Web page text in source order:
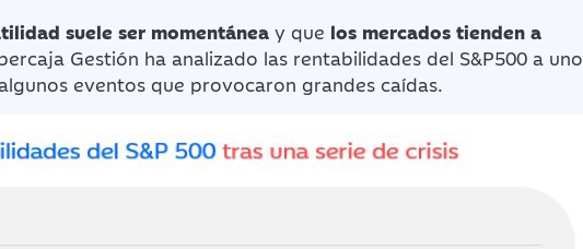
suele ser momentánea y que los mercados tienden a
Gestión ha analizado las rentabilidades del S&P500 a uno
eventos que provocaron grandes caídas.